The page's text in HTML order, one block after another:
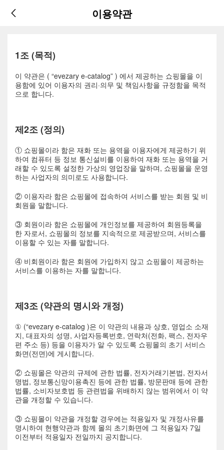
이용약관
1조 (목적)
이 약관은 ( “evezary e-catalog” ) 에서 제공하는 쇼핑몰을 이
용함에 있어 이용자의 권리·의무 및 책임사항을 규정함을 목적
으로 합니다.
제2조 (정의)
① 쇼핑몰이라 함은 재화 또는 용역을 이용자에게 제공하기 위
하여 컴퓨터 등 정보 통신설비를 이용하여 재화 또는 용역을 거
래할 수 있도록 설정한 가상의 영업장을 말하며, 쇼핑몰을 운영
하는 사업자의 의미로도 사용합니다.
② 이용자라 함은 쇼핑몰에 접속하여 서비스를 받는 회원 및 비
회원을 말합니다.
③ 회원이라 함은 쇼핑몰에 개인정보를 제공하여 회원등록을
한 자로서, 쇼핑몰의 정보를 지속적으로 제공받으며, 서비스를
이용할 수 있는 자를 말합니다.
④ 비회원이라 함은 회원에 가입하지 않고 쇼핑몰이 제공하는
서비스를 이용하는 자를 말합니다.
제3조 (약관의 명시와 개정)
① (“evezary e-catalog )은 이 약관의 내용과 상호, 영업소 소재
지, 대표자의 성명, 사업자등록번호, 연락처(전화, 팩스, 전자우
편 주소 등) 등을 이용자가 알 수 있도록 쇼핑몰의 초기 서비스
화면(전면)에 게시합니다.
② 쇼핑몰은 약관의 규제에 관한 법률, 전자거래기본법, 전자서
명법, 정보통신망이용촉진 등에 관한 법률, 방문판매 등에 관한
법률, 소비자보호법 등 관련법을 위배하지 않는 범위에서 이 약
관을 개정할 수 있습니다.
③ 쇼핑몰이 약관을 개정할 경우에는 적용일자 및 개정사유를
명시하여 현행약관과 함께 몰의 초기화면에 그 적용일자 7일
이전부터 적용일자 전일까지 공지합니다.